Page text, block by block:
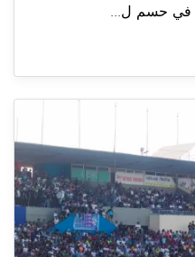
في حسم ل...